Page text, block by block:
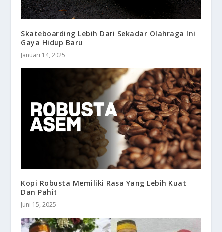
Skateboarding Lebih Dari Sekadar Olahraga Ini
Gaya Hidup Baru
Januari 14, 2025
Kopi Robusta Memiliki Rasa Yang Lebih Kuat
Dan Pahit
Juni 15, 2025